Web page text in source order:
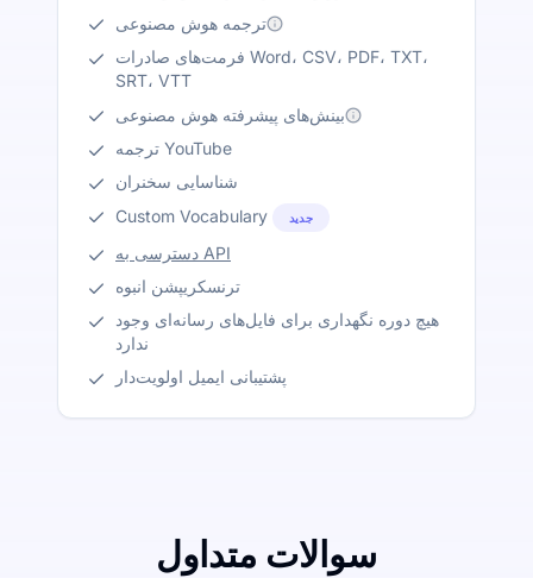
ترجمه هوش مصنوعی
فرمت‌های صادرات Word، CSV، PDF، TXT،
SRT، VTT
بینش‌های پیشرفته هوش مصنوعی
ترجمه YouTube
شناسایی سخنران
Custom Vocabulary
جدید
دسترسی به API
ترنسکریپشن انبوه
هیچ دوره نگهداری برای فایل‌های رسانه‌ای وجود
ندارد
پشتیبانی ایمیل اولویت‌دار
سوالات متداول